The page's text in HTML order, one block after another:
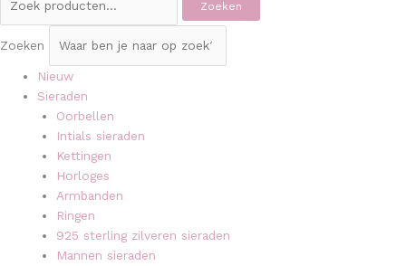
Zoeken
Zoeken
Nieuw
Sieraden
Oorbellen
Intials sieraden
Kettingen
Horloges
Armbanden
Ringen
925 sterling zilveren sieraden
Mannen sieraden